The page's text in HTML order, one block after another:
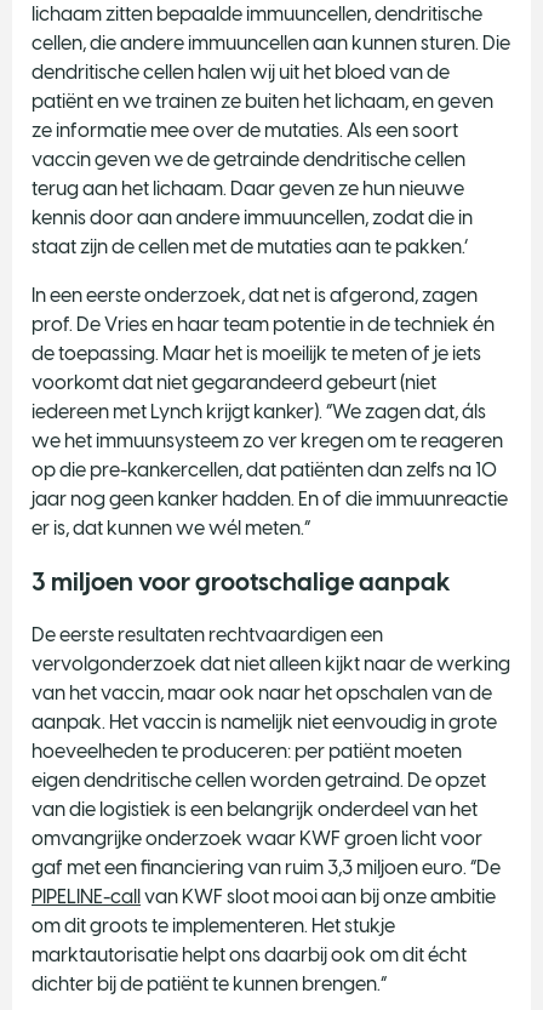
lichaam zitten bepaalde immuuncellen, dendritische
cellen, die andere immuuncellen aan kunnen sturen. Die
dendritische cellen halen wij uit het bloed van de
patiënt en we trainen ze buiten het lichaam, en geven
ze informatie mee over de mutaties. Als een soort
vaccin geven we de getrainde dendritische cellen
terug aan het lichaam. Daar geven ze hun nieuwe
kennis door aan andere immuuncellen, zodat die in
staat zijn de cellen met de mutaties aan te pakken.’
In een eerste onderzoek, dat net is afgerond, zagen
prof. De Vries en haar team potentie in de techniek én
de toepassing. Maar het is moeilijk te meten of je iets
voorkomt dat niet gegarandeerd gebeurt (niet
iedereen met Lynch krijgt kanker). “We zagen dat, áls
we het immuunsysteem zo ver kregen om te reageren
op die pre-kankercellen, dat patiënten dan zelfs na 10
jaar nog geen kanker hadden. En of die immuunreactie
er is, dat kunnen we wél meten.”
3 miljoen voor grootschalige aanpak
De eerste resultaten rechtvaardigen een
vervolgonderzoek dat niet alleen kijkt naar de werking
van het vaccin, maar ook naar het opschalen van de
aanpak. Het vaccin is namelijk niet eenvoudig in grote
hoeveelheden te produceren: per patiënt moeten
eigen dendritische cellen worden getraind. De opzet
van die logistiek is een belangrijk onderdeel van het
omvangrijke onderzoek waar KWF groen licht voor
gaf met een financiering van ruim 3,3 miljoen euro. “De
PIPELINE-callvan KWF sloot mooi aan bij onze ambitie
om dit groots te implementeren. Het stukje
marktautorisatie helpt ons daarbij ook om dit écht
dichter bij de patiënt te kunnen brengen.”